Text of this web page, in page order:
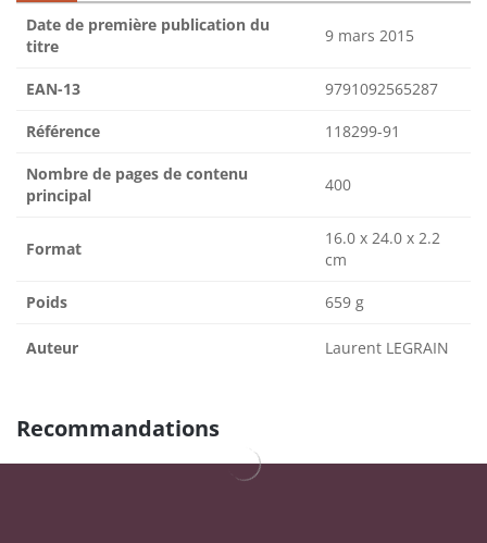
Date de première publication du
titre
9 mars 2015
EAN-13 9791092565287
Référence 118299-91
Nombre de pages de contenu
principal
400
Format
16.0 x 24.0 x 2.2
cm
Poids 659 g
Auteur Laurent LEGRAIN
Recommandations